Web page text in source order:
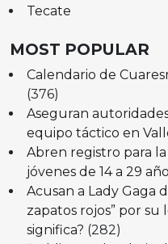
Tecate
MOST POPULAR
Calendario de
(376)
Aseguran
equipo táctico en
Abren registro para la
jóvenes de 14 a 29
Acusan a Lady Gaga
zapatos rojos” por
significa? (282)